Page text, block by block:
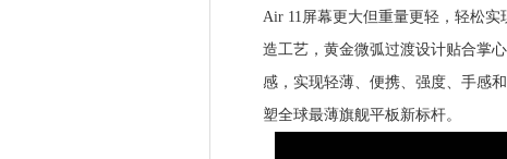
Air 11屏幕更大但重量更轻，轻松
造工艺，黄金微弧过渡设计贴合掌
感，实现轻薄、便携、强度、手感
塑全球最薄旗舰平板新标杆。